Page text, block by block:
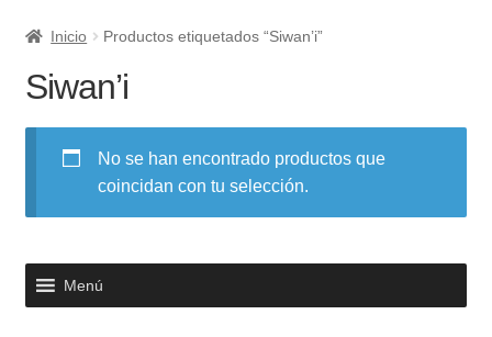
Fondo AC
Mi cuenta
Noticias
Preguntas Frecuentes
Receso de verano
Inicio Productos etiquetados “Siwan’i”
Siwan’i
No se han encontrado productos que
coincidan con tu selección.
Menú